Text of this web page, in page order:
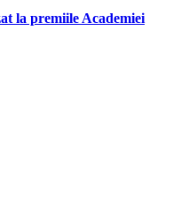
la premiile Academiei